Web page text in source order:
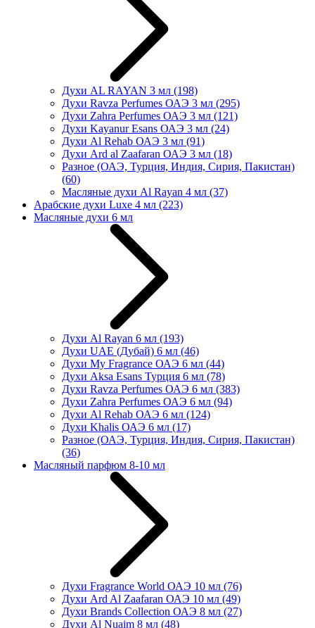
Духи AL RAYAN 3 мл (198)
Духи Ravza Perfumes ОАЭ 3 мл (295)
Духи Zahra Perfumes ОАЭ 3 мл (121)
Духи Kayanur Esans ОАЭ 3 мл (24)
Духи Al Rehab ОАЭ 3 мл (91)
Духи Ard al Zaafaran ОАЭ 3 мл (18)
Разное (ОАЭ, Турция, Индия, Сирия, Пакистан)
(60)
Масляные духи Al Rayan 4 мл (37)
Арабские духи Luxe 4 мл (223)
Масляные духи 6 мл
Духи Al Rayan 6 мл (193)
Духи UAE (Дубай) 6 мл (46)
Духи My Fragrance ОАЭ 6 мл (44)
Духи Aksa Esans Турция 6 мл (78)
Духи Ravza Perfumes ОАЭ 6 мл (383)
Духи Zahra Perfumes ОАЭ 6 мл (94)
Духи Al Rehab ОАЭ 6 мл (124)
Духи Khalis ОАЭ 6 мл (17)
Разное (ОАЭ, Турция, Индия, Сирия, Пакистан)
(36)
Масляный парфюм 8-10 мл
Духи Fragrance World ОАЭ 10 мл (76)
Духи Ard Al Zaafaran ОАЭ 10 мл (49)
Духи Brands Collection ОАЭ 8 мл (27)
Духи Al Nuaim 8 мл (48)